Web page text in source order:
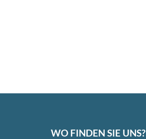
WO FINDEN SIE UNS?